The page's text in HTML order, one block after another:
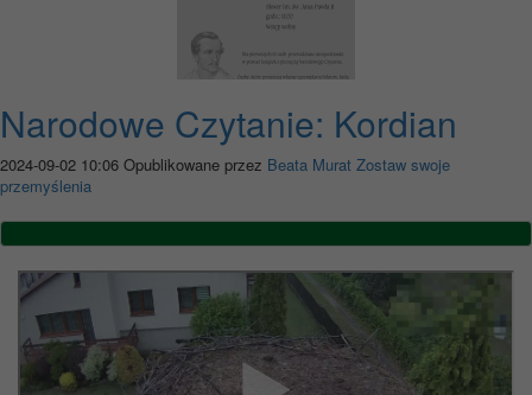
Narodowe Czytanie: Kordian
2024-09-02 10:06 Opublikowane przez Beata Murat Zostaw swoje
przemyślenia